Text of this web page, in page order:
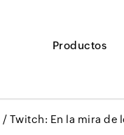
Productos
/ Twitch: En la mira de